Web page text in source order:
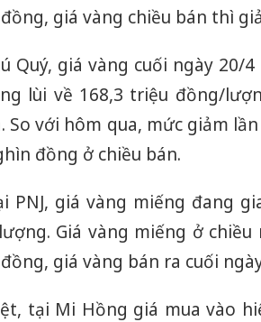
giá vàng chiều bán thì
Quý, giá vàng cuối ngày
lùi về 168,3 triệu đồng/
So với hôm qua, mức giảm
đồng ở chiều bán.
PNJ, giá vàng miếng đang
Giá vàng miếng ở
giá vàng bán ra cuối
tại Mi Hồng giá mua vào